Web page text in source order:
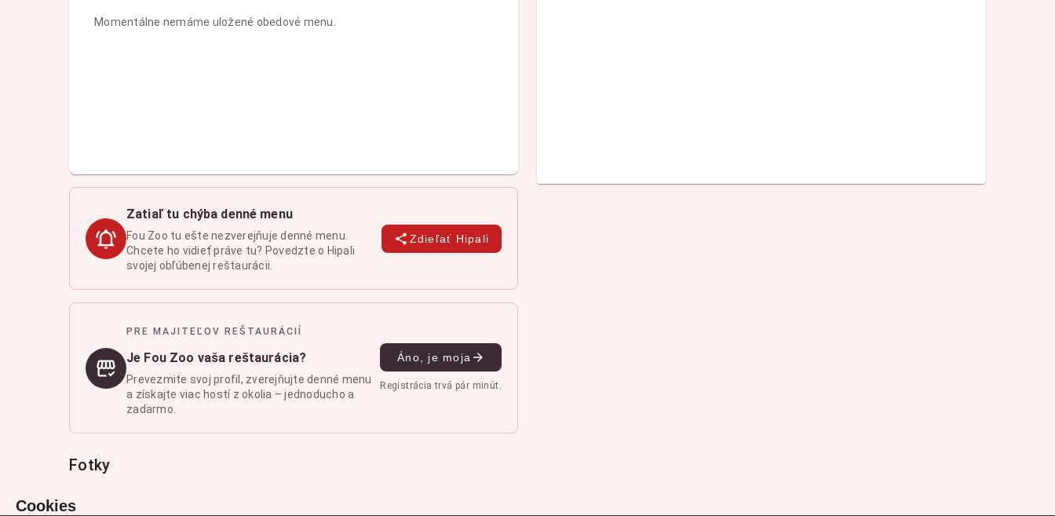
Momentálne nemáme uložené obedové menu.
Zatiaľ tu chýba denné menu
Fou Zoo tu ešte nezverejňuje denné menu.
Chcete ho vidieť práve tu? Povedzte o Hipali
svojej obľúbenej reštaurácii.
Zdieľať Hipali
PRE MAJITEĽOV REŠTAURÁCIÍ
Je Fou Zoo vaša reštaurácia?
Prevezmite svoj profil, zverejňujte denné menu
a získajte viac hostí z okolia – jednoducho a
zadarmo.
Áno, je moja
Registrácia trvá pár minút.
Fotky
Cookies